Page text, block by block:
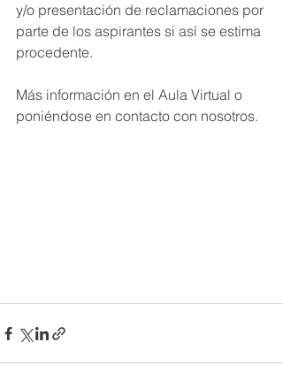
y/o presentación de reclamaciones por
parte de los aspirantes si así se estima
procedente.
Más información en el Aula Virtual o
poniéndose en contacto con nosotros.